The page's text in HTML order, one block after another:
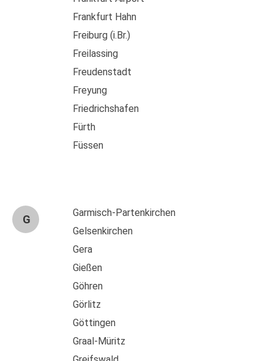
Frankfurt Hahn
Freiburg (i.Br.)
Freilassing
Freudenstadt
Freyung
Friedrichshafen
Fürth
Füssen
G
Garmisch-Partenkirchen
Gelsenkirchen
Gera
Gießen
Göhren
Görlitz
Göttingen
Graal-Müritz